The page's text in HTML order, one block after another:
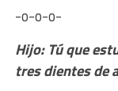
-o-o-o-
Hijo: Tú que
tres dientes de